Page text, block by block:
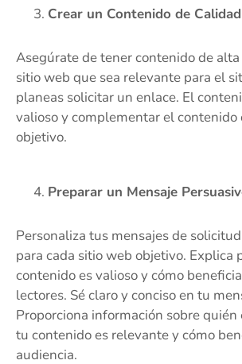
Crear un Contenido de Calidad
Asegúrate de tener contenido de
sitio web que sea relevante para el
planeas solicitar un enlace. El
valioso y complementar el contenido
objetivo.
Preparar un Mensaje
Personaliza tus mensajes de
para cada sitio web objetivo. Explica
contenido es valioso y cómo
lectores. Sé claro y conciso en tu
Proporciona información sobre quién
tu contenido es relevante y cómo
audiencia.